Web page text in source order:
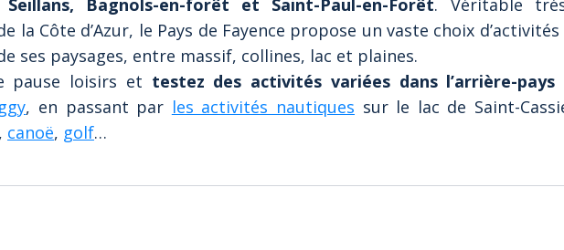
Seillans, Bagnols-en-forêt et Saint-Paul-en-Forêt. Véritable
la Côte d’Azur, le Pays de Fayence propose un vaste choix d’activités
ses paysages, entre massif, collines, lac et plaines.
pause loisirs et testez des activités variées dans l’arrière-pays
, en passant par les activités nautiques sur le lac de Saint-
, canoë, golf…